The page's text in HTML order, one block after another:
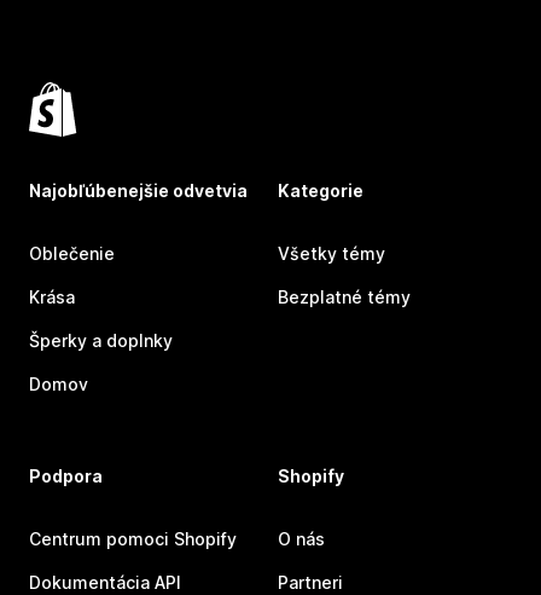
Najobľúbenejšie odvetvia
Oblečenie
Krása
Šperky a doplnky
Domov
Kategorie
Všetky témy
Bezplatné témy
Podpora
Centrum pomoci Shopify
Dokumentácia API
Shopify
O nás
Partneri